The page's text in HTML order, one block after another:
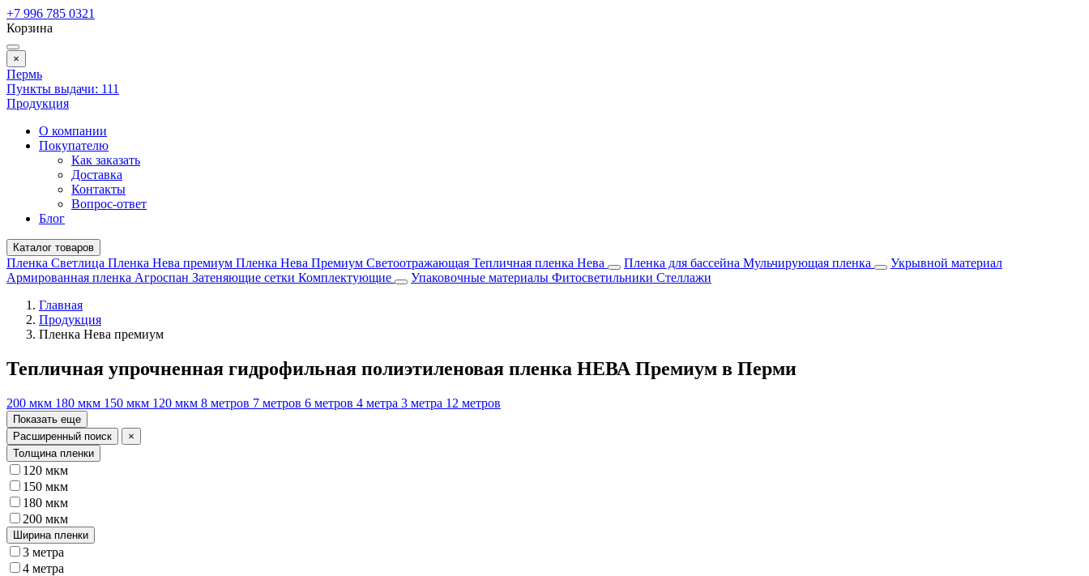
+7 996 785 0321
Корзина
×
Пермь
Пункты выдачи: 111
Продукция
О компании
Покупателю
Как заказать
Доставка
Контакты
Вопрос-ответ
Блог
Каталог товаров
Пленка Светлица Пленка Нева премиум Пленка Нева Премиум Светоотражающая Тепличная пленка Нева Пленка для бассейна Мульчирующая пленка
Укрывной материал
Армированная пленка Агроспан Затеняющие сетки Комплектующие Упаковочные материалы Фитосветильники Стеллажи
Главная
Продукция
Пленка Нева премиум
Тепличная упрочненная гидрофильная полиэтиленовая пленка НЕВА Премиум в Перми
200 мкм 180 мкм 150 мкм 120 мкм 8 метров 7 метров 6 метров 4 метра 3 метра 12 метров
Показать еще
Расширенный поиск
×
Толщина пленки
120 мкм
150 мкм
180 мкм
200 мкм
Ширина пленки
3 метра
4 метра